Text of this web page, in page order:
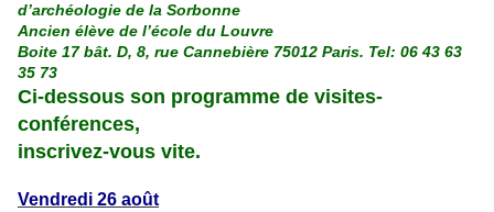
d’archéologie de la Sorbonne
Ancien élève de l’école du Louvre
Boite 17 bât. D, 8, rue Cannebière 75012 Paris. Tel: 06 43 63
35 73
Ci-dessous son programme de visites-
conférences,
inscrivez-vous vite.
Vendredi 26 août